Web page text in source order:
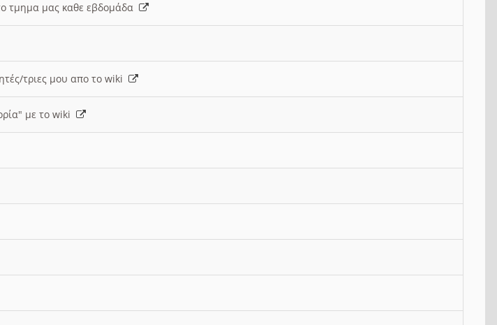
τμημα μας καθε εβδομάδα
τριες μου απο το wiki
με το wiki